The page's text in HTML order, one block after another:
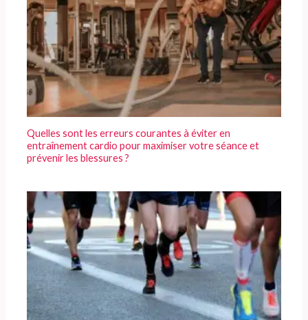
Quelles sont les erreurs courantes à éviter en
entraînement cardio pour maximiser votre séance et
prévenir les blessures ?